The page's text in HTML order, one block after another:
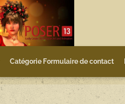
Catégorie Formulaire de contact